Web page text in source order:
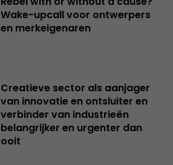
Wake-upcall voor ontwerpers
en merkeigenaren
Creatieve sector als aanjager
van innovatie en ontsluiter en
verbinder van industrieën
belangrijker en urgenter dan
ooit